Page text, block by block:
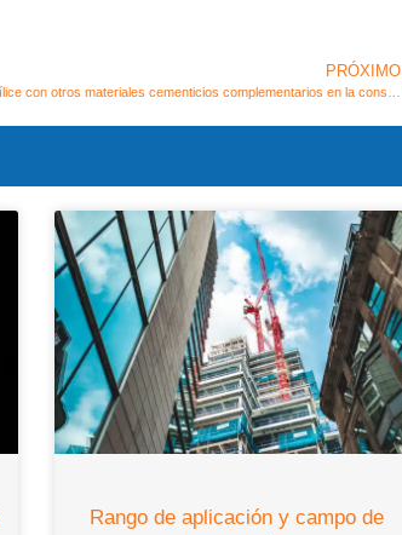
PRÓXIMO
Rango de aplicación y campo de